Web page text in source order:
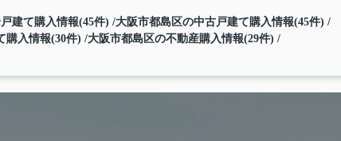
建て購入情報(45件)
大阪市都島区の中古戸建て購入情報(45件)
購入情報(30件)
大阪市都島区の不動産購入情報(29件)